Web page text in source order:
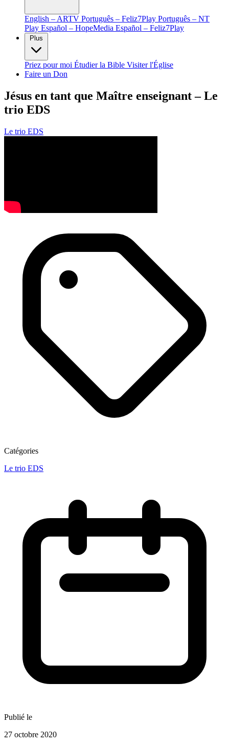
English – ARTV Português – Feliz7Play Português – NT
Play Español – HopeMedia Español – Feliz7Play
Plus
Priez pour moi Étudier la Bible Visiter l'Église
Faire un Don
Jésus en tant que Maître enseignant – Le
trio EDS
Le trio EDS
Catégories
Le trio EDS
Publié le
27 octobre 2020